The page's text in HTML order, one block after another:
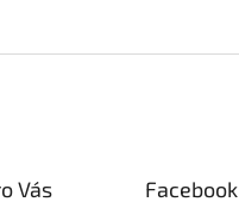
Vás Facebook